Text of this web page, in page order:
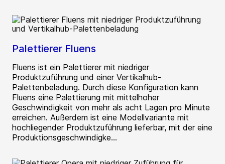
Palettierer Fluens
Fluens ist ein Palettierer mit niedriger
Produktzuführung und einer Vertikalhub-
Palettenbeladung. Durch diese Konfiguration kann
Fluens eine Palettierung mit mittelhoher
Geschwindigkeit von mehr als acht Lagen pro Minute
erreichen. Außerdem ist eine Modellvariante mit
hochliegender Produktzuführung lieferbar, mit der eine
Produktionsgeschwindigke...